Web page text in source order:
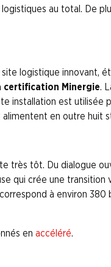
au total. De
logistique innovant,
certification Minergie.
installation est utilisée
en outre huit
très tôt. Du dialogue
qui crée une
à environ 380
en accéléré.